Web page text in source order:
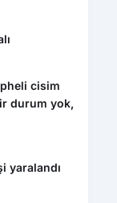
cisim
durum yok,
yaralandı